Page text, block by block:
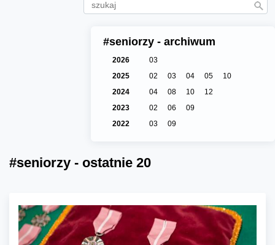
#seniorzy - archiwum
2026
03
2025
02 03 04 05
10
2024
04 08 10
12
2023
02 06
09
2022
03 09
#seniorzy - ostatnie 20